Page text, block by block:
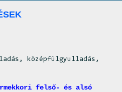
középfülgyulladás,
felső- és alsó